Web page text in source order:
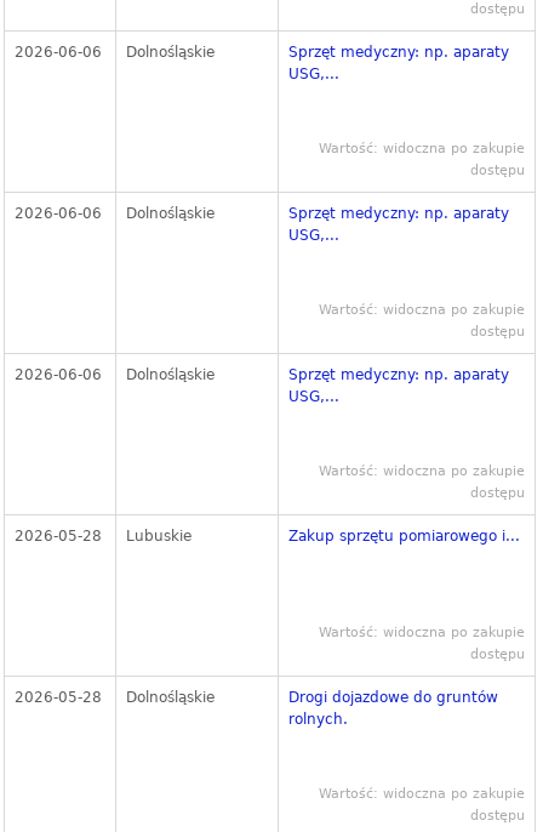
dostępu
2026-06-06 Dolnośląskie
Sprzęt medyczny: np. aparaty
USG,...
Wartość: widoczna po zakupie
dostępu
2026-06-06 Dolnośląskie
Sprzęt medyczny: np. aparaty
USG,...
Wartość: widoczna po zakupie
dostępu
2026-06-06 Dolnośląskie
Sprzęt medyczny: np. aparaty
USG,...
Wartość: widoczna po zakupie
dostępu
2026-05-28 Lubuskie Zakup sprzętu pomiarowego i...
Wartość: widoczna po zakupie
dostępu
2026-05-28 Dolnośląskie
Drogi dojazdowe do gruntów
rolnych.
Wartość: widoczna po zakupie
dostępu